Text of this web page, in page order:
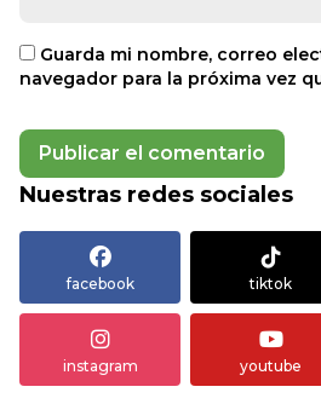
Guarda mi nombre, correo
navegador para la próxima vez
Nuestras redes sociales
facebook tiktok
instagram youtube